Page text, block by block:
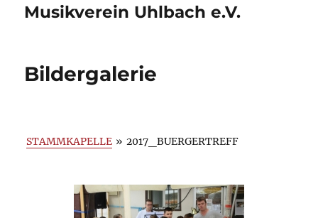
Musikverein Uhlbach e.V.
Bildergalerie
STAMMKAPELLE » 2017_BUERGERTREFF